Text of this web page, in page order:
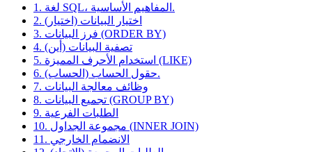
1. لغة SQL، المفاهيم الأساسية.
2. اختيار البيانات (اختيار)
3. فرز البيانات (ORDER BY)
4. تصفية البيانات (أين)
5. استخدام الأحرف المميزة (LIKE)
6. حقول الحساب (الحساب).
7. وظائف معالجة البيانات
8. تجميع البيانات (GROUP BY)
9. الطلبات الفرعية
10. مجموعة الجداول (INNER JOIN)
11. الانضمام الخارجي